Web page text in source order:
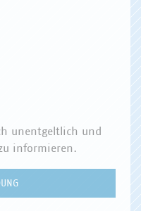
unentgeltlich und
informieren.